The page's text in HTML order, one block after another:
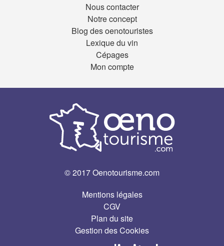
Nous contacter
Notre concept
Blog des oenotouristes
Lexique du vin
Cépages
Mon compte
© 2017 Oenotourisme.com
Mentions légales
CGV
Plan du site
Gestion des Cookies